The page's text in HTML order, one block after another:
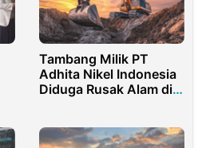
Tambang Milik PT
Adhita Nikel Indonesia
Diduga Rusak Alam di